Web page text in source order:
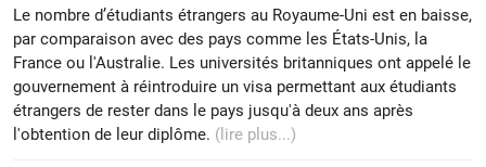
Le nombre d’étudiants étrangers au Royaume-Uni est en baisse,
par comparaison avec des pays comme les États-Unis, la
France ou l'Australie. Les universités britanniques ont appelé le
gouvernement à réintroduire un visa permettant aux étudiants
étrangers de rester dans le pays jusqu'à deux ans après
l'obtention de leur diplôme. (lire plus...)